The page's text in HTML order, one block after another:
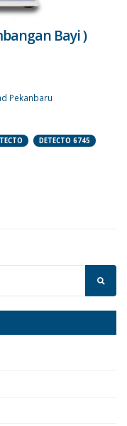
Bayi )
Pekanbaru
DETECTO 6745